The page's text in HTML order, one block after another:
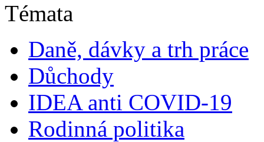
Témata
Daně, dávky a trh práce
Důchody
IDEA anti COVID-19
Rodinná politika